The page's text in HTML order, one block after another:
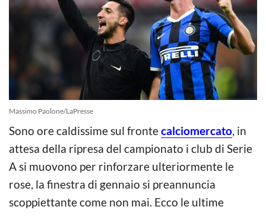
Massimo Paolone/LaPresse
Sono ore caldissime sul frontecalciomercato, in
attesa della ripresa del campionato i club di Serie
A si muovono per rinforzare ulteriormente le
rose, la finestra di gennaio si preannuncia
scoppiettante come non mai. Ecco le ultime